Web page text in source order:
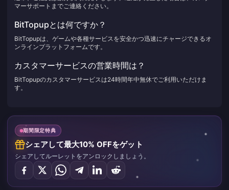
マーサポートまでご連絡ください。
BitTopupとは何ですか？
BitTopupは、ゲームや各種サービスを安全かつ迅速にチャージできるオ
ンラインプラットフォームです。
カスタマーサービスの営業時間は？
BitTopupのカスタマーサービスは24時間年中無休でご利用いただけま
す。
期間限定特典
シェアして最大10% OFFをゲット
シェアしてルーレットをアンロックしましょう。